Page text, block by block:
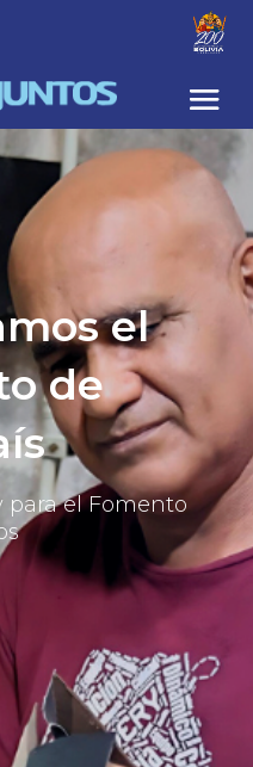
el
de
para el Fomento